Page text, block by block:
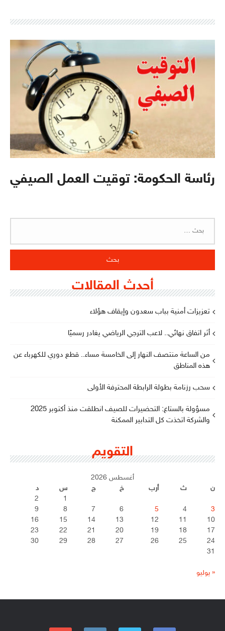
رئاسة الحكومة: توقيت العمل الصيفي
أحدث المقالات
تعزيزات أمنية بباب سعدون وإيقاف هؤلاء
أثر اتفاق نهائي.. لاعب الترجي الرياضي يغادر رسميًا
من الساعة منتصف النهار إلى الخامسة مساء.. قطع دوري للكهرباء عن
هذه المناطق
سحب رزنامة بطولة الرابطة المحترفة الأولى
مسؤولة بالستاغ: التحضيرات للصيف انطلقت منذ أكتوبر 2025
والشركة اتخذت كل التدابير الممكنة
التقويم
أغسطس 2026
ن
ث أرب خ ج س
د
1
2
3
4
5
6
7
8
9
10
11
12
13
14
15
16
17
18
19
20
21
22
23
24
25
26
27
28
29
30
31
« يوليو